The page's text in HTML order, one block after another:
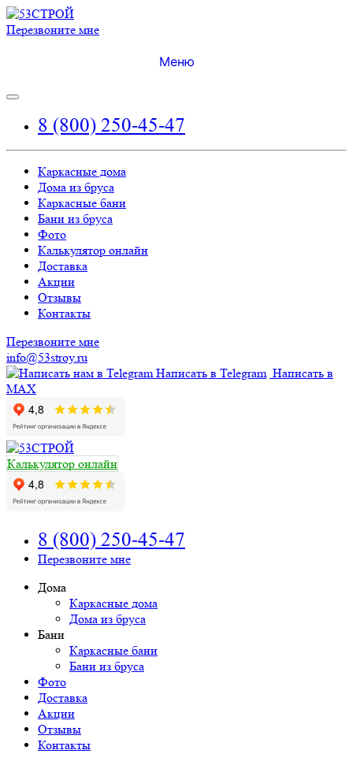
Перезвоните мне
Меню
8 (800) 250-45-47
Каркасные дома
Дома из бруса
Каркасные бани
Бани из бруса
Фото
Калькулятор онлайн
Доставка
Акции
Отзывы
Контакты
Перезвоните мне
info@53stroy.ru
Написать в Telegram Написать в
MAX
Калькулятор онлайн
8 (800) 250-45-47
Перезвоните мне
Дома
Каркасные дома
Дома из бруса
Бани
Каркасные бани
Бани из бруса
Фото
Доставка
Акции
Отзывы
Контакты